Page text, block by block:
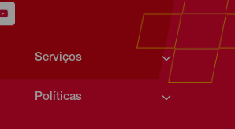
Serviços
Políticas